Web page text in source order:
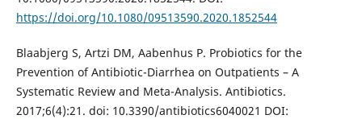
https://doi.org/10.1080/09513590.2020.1852544
Blaabjerg S, Artzi DM, Aabenhus P. Probiotics for the
Prevention of Antibiotic-Diarrhea on Outpatients – A
Systematic Review and Meta-Analysis. Antibiotics.
2017;6(4):21. doi: 10.3390/antibiotics6040021 DOI: